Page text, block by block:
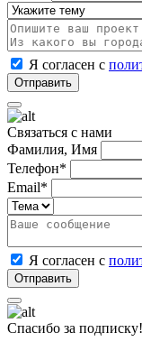
Я согласен с
Связаться с нами
Фамилия, Имя
Телефон*
Email*
Я согласен с
Спасибо за подписку!